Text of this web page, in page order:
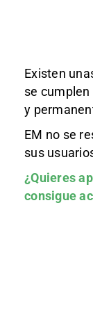
Existen
se
y
EM no se
sus
¿Quieres
consigue